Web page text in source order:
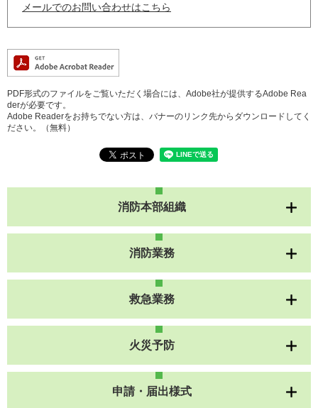
メールでのお問い合わせはこちら
PDF形式のファイルをご覧いただく場合には、Adobe社が提供するAdobe Rea
derが必要です。
Adobe Readerをお持ちでない方は、バナーのリンク先からダウンロードしてく
ださい。（無料）
消防本部組織
消防業務
救急業務
火災予防
申請・届出様式